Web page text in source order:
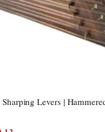
Levers |